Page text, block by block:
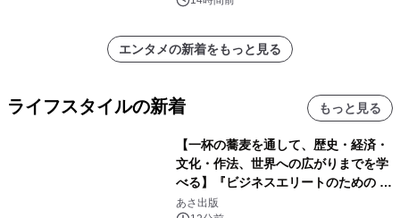
エンタメの新着をもっと見る
ライフスタイルの新着 もっと見る
【一杯の蕎麦を通して、歴史・経済・
文化・作法、世界への広がりまでを学
べる】『ビジネスエリートのための 教
養としての蕎麦』2026年8月25日
あさ出版